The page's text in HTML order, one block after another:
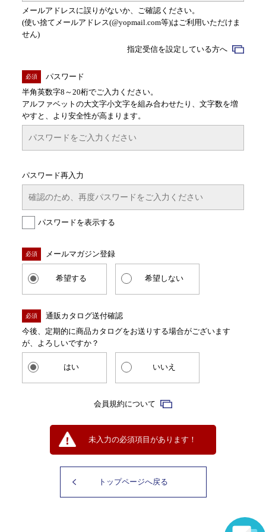
メールアドレスに誤りがないか、ご確認ください。
(使い捨てメールアドレス(@yopmail.com等)はご利用いただけま
せん)
指定受信を設定している方へ
必須
パスワード
半角英数字8～20桁でご入力ください。
アルファベットの大文字小文字を組み合わせたり、文字数を増
やすと、より安全性が高まります。
パスワード再入力
パスワードを表示する
必須 メールマガジン登録
希望する 希望しない
必須
通販カタログ送付確認
今後、定期的に商品カタログをお送りする場合がございます
が、よろしいですか？
はい いいえ
会員規約について
未入力の必須項目があります！
トップページへ戻る